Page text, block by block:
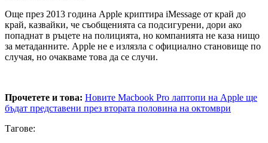
Още през 2013 година Apple криптира iMessage от край до
край, казвайки, че съобщенията са подсигурени, дори ако
попаднат в ръцете на полицията, но компанията не каза нищо
за метаданните. Apple не е излязла с официално становище по
случая, но очакваме това да се случи.
Прочетете и това: Новите Macbook Pro лаптопи на Apple ще
бъдат представени през втората половина на октомври
Тагове: